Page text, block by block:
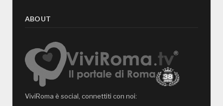
ABOUT
ViviRoma è social, connettiti con noi: